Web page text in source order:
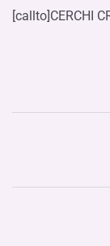
[callto]CERCHI